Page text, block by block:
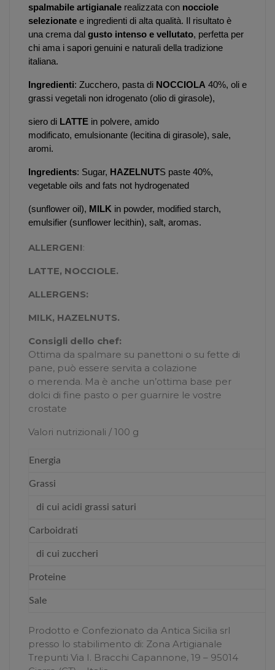
spalmabile artigianale realizzata con nocciole
selezionate e ingredienti di alta qualità. Il risultato è
una crema dal gusto intenso e vellutato, perfetta per
chi ama i sapori genuini e naturali della tradizione
italiana.
Ingredienti: Zucchero, pasta di NOCCIOLA 40%, oli e
grassi vegetali non idrogenato (olio di girasole),
siero di LATTE in polvere, amido
modificato, emulsionante (lecitina di girasole), sale,
aromi.
Ingredients: Sugar, HAZELNUT
vegetable oils and fats not hydrogenated
(sunflower oil), MILK in powder, modified starch,
emulsifier (sunflower lecithin), salt, aromas.
ALLERGENI:
LATTE, NOCCIOLE.
ALLERGENS:
MILK, HAZELNUTS.
Consigli dello chef:
Ottima da spalmare su panettoni o su fette di
pane, può essere servita a colazione
o merenda. Ma è anche un’ottima base per
dolci di fine pasto o per guarnire le vostre
crostate
Valori nutrizionali / 100 g
Energia
Grassi
di cui acidi grassi saturi
Carboidrati
di cui zuccheri
Proteine
Sale
Prodotto e Confezionato da Antica Sicilia srl
presso lo stabilimento di: Zona Artigianale
Trepunti Via I. Bracchi Capannone, 19 – 95014